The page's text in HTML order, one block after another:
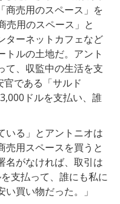
商売用のスペース」を
売用のスペース」と
ターネットカフェなど
トルの土地だ。アント
て、収監中の生活を支
官である「サルド
ドルを支払い、誰
いる」とアントニオは
売用スペースを買うと
名がなければ、取引は
支払って、誰にも私に
買い物だった。」